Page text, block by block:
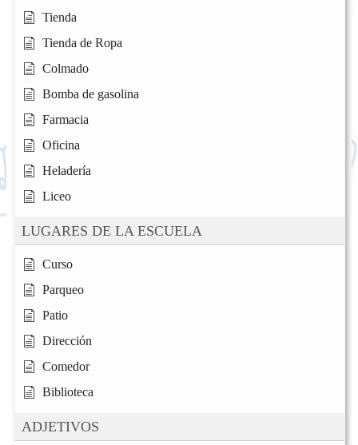
Tienda
Tienda de Ropa
Colmado
Bomba de gasolina
Farmacia
Oficina
Heladería
Liceo
LUGARES DE LA ESCUELA
Curso
Parqueo
Patio
Dirección
Comedor
Biblioteca
ADJETIVOS